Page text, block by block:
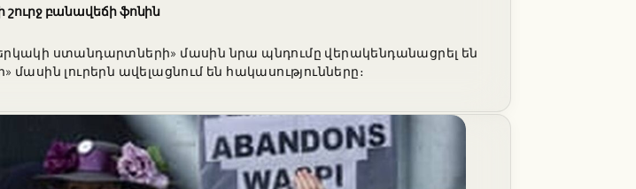
բանավեճի ֆոնին
ստանդարտների» մասին նրա պնդումը վերակենդանացրել են
լուրերն ավելացնում են հակասությունները։